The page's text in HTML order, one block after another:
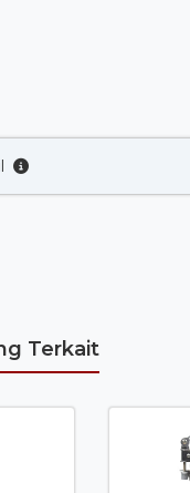
Terkait